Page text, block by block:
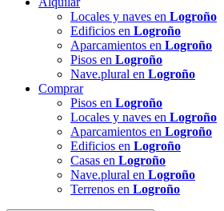
Locales y naves en Logroño
Edificios en Logroño
Aparcamientos en Logroño
Pisos en Logroño
Nave.plural en Logroño
Comprar
Pisos en Logroño
Locales y naves en Logroño
Aparcamientos en Logroño
Edificios en Logroño
Casas en Logroño
Nave.plural en Logroño
Terrenos en Logroño